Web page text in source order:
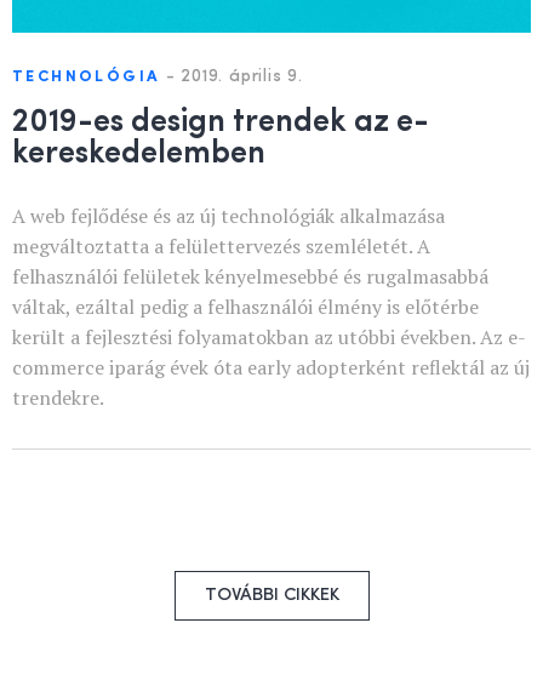
TECHNOLÓGIA - 2019. április 9.
2019-es design trendek az e-
kereskedelemben
A web fejlődése és az új technológiák alkalmazása
megváltoztatta a felülettervezés szemléletét. A
felhasználói felületek kényelmesebbé és rugalmasabbá
váltak, ezáltal pedig a felhasználói élmény is előtérbe
került a fejlesztési folyamatokban az utóbbi években. Az e-
commerce iparág évek óta early adopterként reflektál az új
trendekre.
TOVÁBBI CIKKEK